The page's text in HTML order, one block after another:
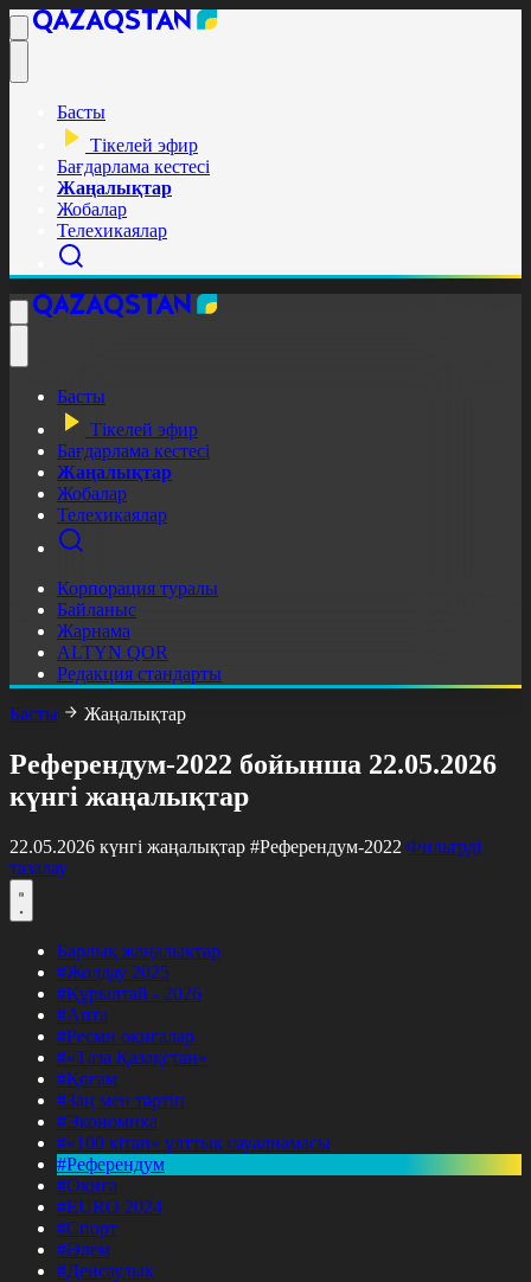
Басты
Тікелей эфир
Бағдарлама кестесі
Жаңалықтар
Жобалар
Телехикаялар
Басты
Тікелей эфир
Бағдарлама кестесі
Жаңалықтар
Жобалар
Телехикаялар
Корпорация туралы
Байланыс
Жарнама
ALTYN QOR
Редакция стандарты
Басты
Жаңалықтар
Референдум-2022 бойынша 22.05.2026
күнгі жаңалықтар
22.05.2026 күнгі жаңалықтар #Референдум-2022 Фильтрді
тазалау
Барлық жаңалықтар
#Жолдау 2025
#Құрылтай - 2026
#Апта
#Ресми оқиғалар
#«Таза Қазақстан»
#Қоғам
#Заң мен тәртіп
#Экономика
#«100 кітап» ұлттық сауалнамасы
#Референдум
#Оқиға
#EURO 2024
#Спорт
#Әлем
#Денсаулық